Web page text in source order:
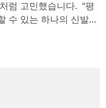
럼 고민했습니다. “평
수 있는 하나의 신발...